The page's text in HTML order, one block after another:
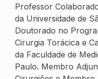
Professor
da Universidade de
Doutorado no
Cirurgia Torácica e
da Faculdade de
Paulo. Membro